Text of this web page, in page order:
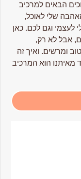
הבאים למרכיב
שלי לאוכל,
לעצמי וגם לכם. כאן
אבל לא רק,
ומרשים. ואיך זה
הוא המרכיב